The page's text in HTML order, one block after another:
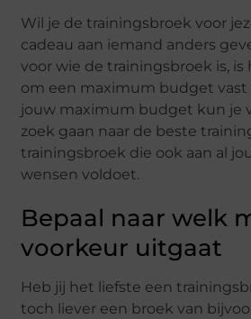
Wil je de trainingsbroek voor
cadeau aan iemand anders
voor wie de trainingsbroek is, is
om een maximum budget vast
jouw maximum budget kun je
zoek gaan naar de beste
trainingsbroek die ook aan al
wensen voldoet.
Bepaal naar welk
voorkeur uitgaat
Heb jij het liefste een
toch liever een broek van